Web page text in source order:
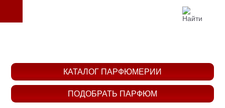
ПОДОБРАТЬ ПАРФЮМ
КАТАЛОГ ПАРФЮМЕРИИ